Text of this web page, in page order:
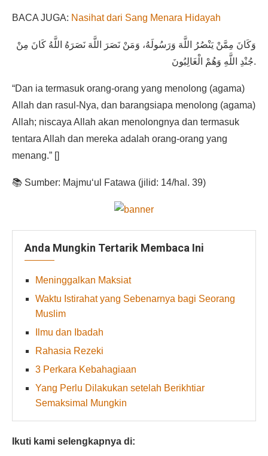
BACA JUGA: Nasihat dari Sang Menara Hidayah
وَكَانَ مِمَّنْ يَنْصُرُ اللَّهَ وَرَسُولَهُ، وَمَنْ نَصَرَ اللَّهَ نَصَرَهُ اللَّهُ كَانَ مِنْ
جُنْدِ اللَّهِ وَهُمْ الْغَالِبُونَ.
“Dan ia termasuk orang-orang yang menolong (agama)
Allah dan rasul-Nya, dan barangsiapa menolong (agama)
Allah; niscaya Allah akan menolongnya dan termasuk
tentara Allah dan mereka adalah orang-orang yang
menang.” []
📚 Sumber: Majmu‘ul Fatawa (jilid: 14/hal. 39)
Anda Mungkin Tertarik Membaca Ini
Meninggalkan Maksiat
Waktu Istirahat yang Sebenarnya bagi Seorang
Muslim
Ilmu dan Ibadah
Rahasia Rezeki
3 Perkara Kebahagiaan
Yang Perlu Dilakukan setelah Berikhtiar
Semaksimal Mungkin
Ikuti kami selengkapnya di: